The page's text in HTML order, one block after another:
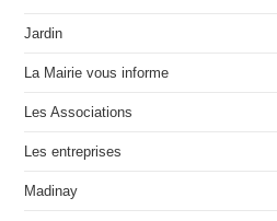
Jardin
La Mairie vous informe
Les Associations
Les entreprises
Madinay